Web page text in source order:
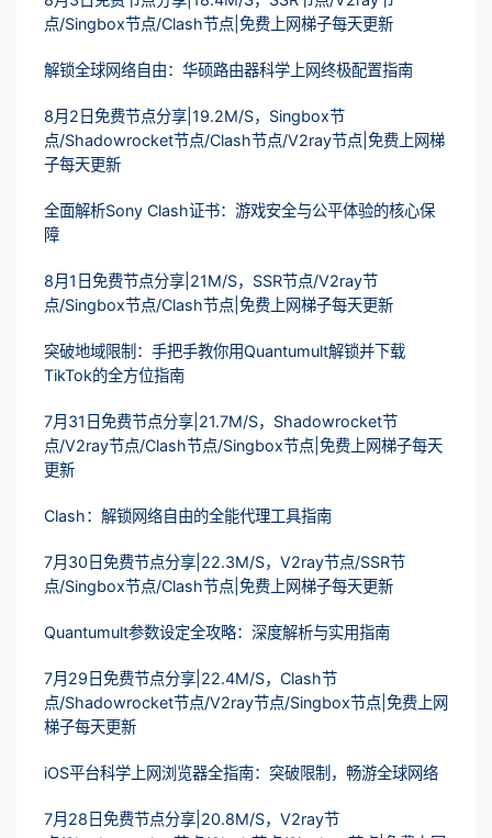
点/Singbox节点/Clash节点|免费上网梯子每天更新
解锁全球网络自由：华硕路由器科学上网终极配置指南
8月2日免费节点分享|19.2M/S，Singbox节
点/Shadowrocket节点/Clash节点/V2ray节点|免费上网梯
子每天更新
全面解析Sony Clash证书：游戏安全与公平体验的核心保
障
8月1日免费节点分享|21M/S，SSR节点/V2ray节
点/Singbox节点/Clash节点|免费上网梯子每天更新
突破地域限制：手把手教你用Quantumult解锁并下载
TikTok的全方位指南
7月31日免费节点分享|21.7M/S，Shadowrocket节
点/V2ray节点/Clash节点/Singbox节点|免费上网梯子每天
更新
Clash：解锁网络自由的全能代理工具指南
7月30日免费节点分享|22.3M/S，V2ray节点/SSR节
点/Singbox节点/Clash节点|免费上网梯子每天更新
Quantumult参数设定全攻略：深度解析与实用指南
7月29日免费节点分享|22.4M/S，Clash节
点/Shadowrocket节点/V2ray节点/Singbox节点|免费上网
梯子每天更新
iOS平台科学上网浏览器全指南：突破限制，畅游全球网络
7月28日免费节点分享|20.8M/S，V2ray节